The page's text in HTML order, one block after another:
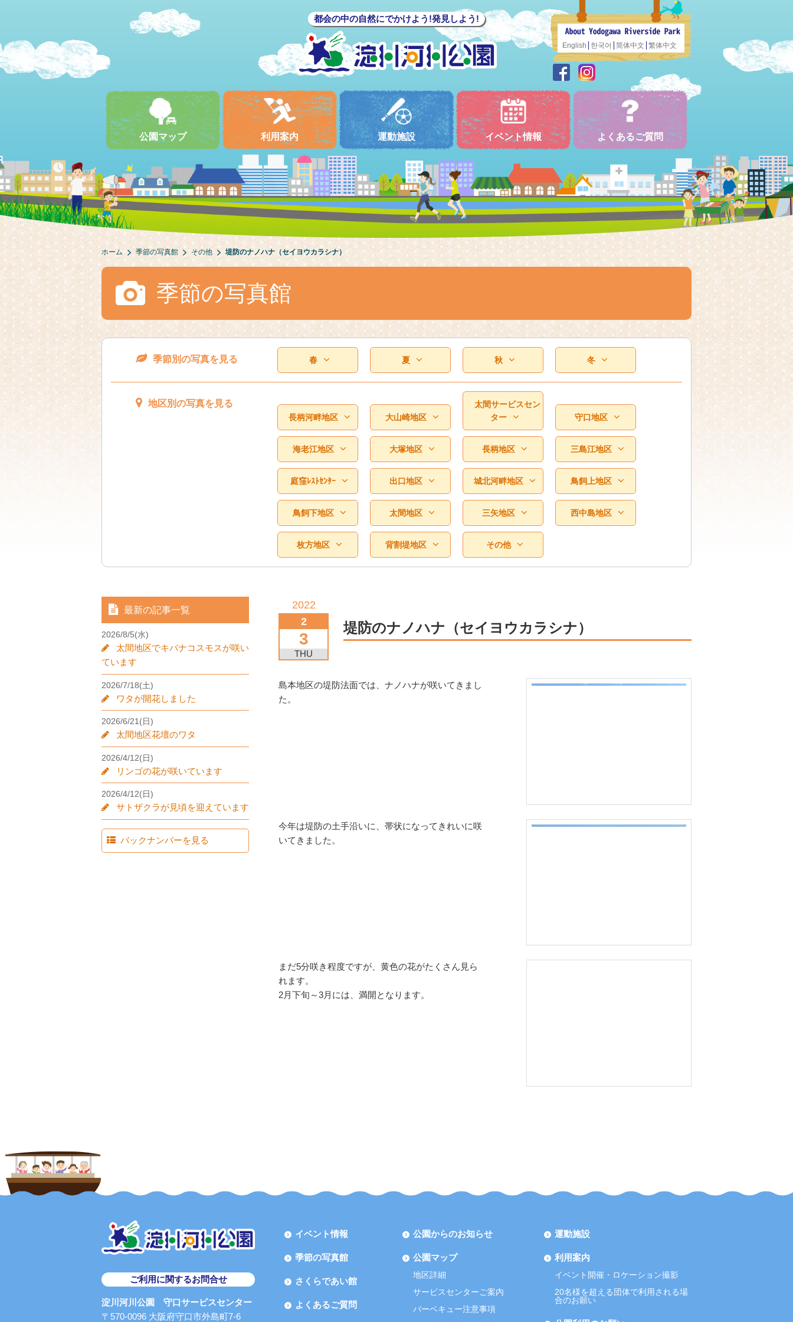
都会の中の自然にでかけよう!発見しよう!
English 한국어 简体中文 繁体中文
公園マップ 利用案内 運動施設 イベント情報 よくあるご質問
ホーム 季節の写真館 その他 堤防のナノハナ（セイヨウカラシナ）
季節の写真館
季節別の写真を見る 春 夏 秋 冬
地区別の写真を見る
長柄河畔地区 大山崎地区
太間サービスセン
ター
守口地区
海老江地区 大塚地区 長柄地区 三島江地区
庭窪ﾚｽﾄｾﾝﾀｰ 出口地区 城北河畔地区 鳥飼上地区
鳥飼下地区 太間地区 三矢地区 西中島地区
枚方地区 背割堤地区 その他
最新の記事一覧
2026/8/5(水)
太間地区でキバナコスモスが咲い
ています
2026/7/18(土)
ワタが開花しました
2026/6/21(日)
太間地区花壇のワタ
2026/4/12(日)
リンゴの花が咲いています
2026/4/12(日)
サトザクラが見頃を迎えています
バックナンバーを見る
2022
2
3
THU
堤防のナノハナ（セイヨウカラシナ）
島本地区の堤防法面では、ナノハナが咲いてきまし
た。
今年は堤防の土手沿いに、帯状になってきれいに咲
いてきました。
まだ5分咲き程度ですが、黄色の花がたくさん見ら
れます。
2月下旬～3月には、満開となります。
ご利用に関するお問合せ
淀川河川公園 守口サービスセンター
〒570-0096 大阪府守口市外島町7-6
イベント情報
季節の写真館
さくらであい館
よくあるご質問
公園からのお知らせ
公園マップ
地区詳細
サービスセンターご案内
バーベキュー注意事項
運動施設
利用案内
イベント開催・ロケーション撮影
20名様を超える団体で利用される場
合のお願い